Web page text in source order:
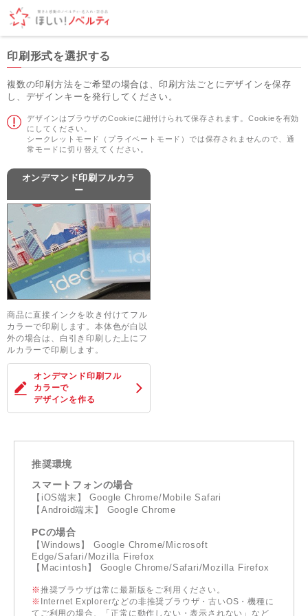
印刷形式を選択する
複数の印刷方法をご希望の場合は、印刷方法ごとにデザインを保存
し、デザインキーを発行してください。
デザインはブラウザのCookieに紐付けられて保存されます。Cookieを有効
にしてください。
シークレットモード（プライベートモード）では保存されませんので、通
常モードに切り替えてください。
オンデマンド印刷フルカラ
ー
商品に直接インクを吹き付けてフル
カラーで印刷します。本体色が白以
外の場合は、白引き印刷した上にフ
ルカラーで印刷します。
オンデマンド印刷フル
カラーで
デザインを作る
推奨環境
スマートフォンの場合
【iOS端末】 Google Chrome/Mobile Safari
【Android端末】 Google Chrome
PCの場合
【Windows】 Google Chrome/Microsoft
Edge/Safari/Mozilla Firefox
【Macintosh】 Google Chrome/Safari/Mozilla Firefox
※推奨ブラウザは常に最新版をご利用ください。
※ Internet Explorerなどの非推奨ブラウザ・古いOS・機種に
てご利用の場合、「正常に動作しない・表示されない」など